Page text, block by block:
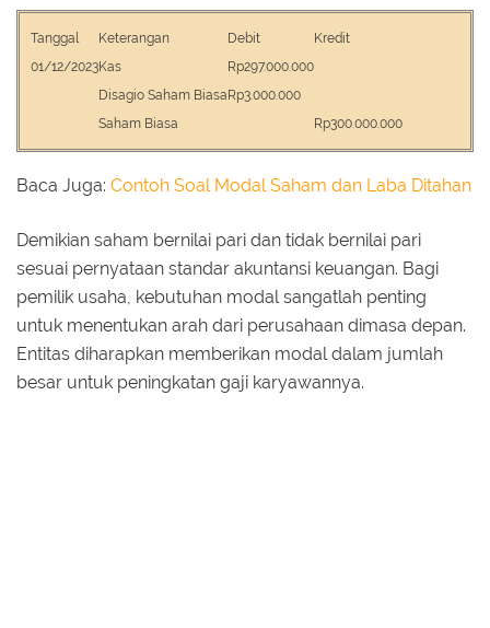
Tanggal Keterangan Debit
Kredit
01/12/2023Kas
Rp297.000.000
Disagio Saham Biasa Rp3.000.000
Saham Biasa
Rp300.000.000
Baca Juga: Contoh Soal Modal Saham dan Laba Ditahan
Demikian saham bernilai pari dan tidak bernilai pari
sesuai pernyataan standar akuntansi keuangan. Bagi
pemilik usaha, kebutuhan modal sangatlah penting
untuk menentukan arah dari perusahaan dimasa depan.
Entitas diharapkan memberikan modal dalam jumlah
besar untuk peningkatan gaji karyawannya.